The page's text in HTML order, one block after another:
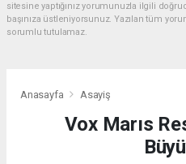
sitesine yaptığınız yorumunuzla ilgili
başınıza üstleniyorsunuz. Yazılan tüm
sorumlu tutulamaz.
Anasayfa Asayiş
Vox Marıs